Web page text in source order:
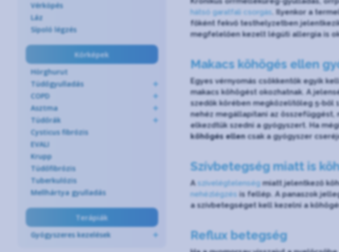
Vérköpés
Láz
Sípoló légzés
Kórképek
Hörghurut
Tüdőgyulladás
COPD
Asztma
Tüdőrák
Cysticus fibrózis
EVALI
Krupp
Tüdőfibrózis
Tuberkulózis
Mellhártya gyulladás
Terápiák
Gyógyszeres kezelések
hátsó garatfali csorgás. Ilyenkor a
főként fekvő testhelyzetben
megfelelően kezelt légúti allergia is
Makacs köhögés ellen
Egyes vérnyomás csökkentők egyik
makacs köhögést okozhatnak. A
szedők körében megközelítőleg 5-ből
nehéz megállapítani az összefüggést,
elkezdtük szedni a gyógyszert. Ha
köhögés ellencsak a gyógyszer
Szívbetegség miatt is
A szívelégtelenségmiatt jelentkező
nehézlégzés is fellép. A panaszok
a szívbetegséget kell kezelni a
Reflux betegség